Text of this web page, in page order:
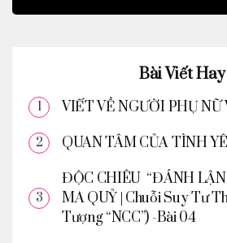
Bài Viết Hay
VIẾT VỀ NGƯỜI PHỤ
QUAN TÂM CỦA TÌNH
ĐỘC CHIÊU “ĐÁNH LẬN
MA QUỶ | Chuỗi Suy Tư
Tượng “NCC”) -Bài 04